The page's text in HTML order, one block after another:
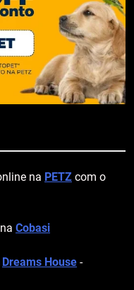
na PETZ com o
Cobasi
Dreams House -